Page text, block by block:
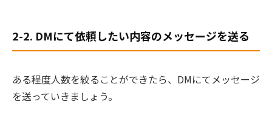
2-2. DMにて依頼したい内容のメッセージを送る
ある程度人数を絞ることができたら、DMにてメッセージ
を送っていきましょう。